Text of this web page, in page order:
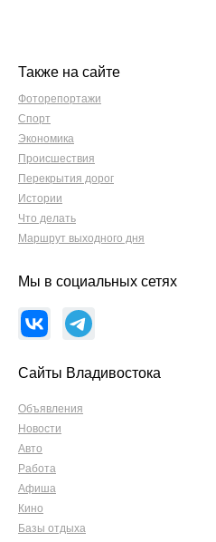
Также на сайте
Фоторепортажи
Спорт
Экономика
Происшествия
Перекрытия дорог
Истории
Что делать
Маршрут выходного дня
Мы в социальных сетях
Сайты Владивостока
Объявления
Новости
Авто
Работа
Афиша
Кино
Базы отдыха